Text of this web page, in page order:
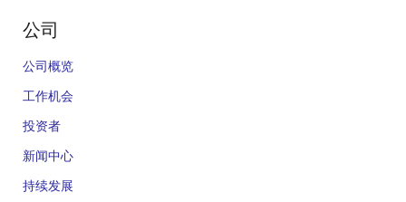
公司
公司概览
工作机会
投资者
新闻中心
持续发展